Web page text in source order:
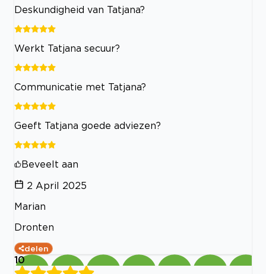
Deskundigheid van Tatjana?
Werkt Tatjana secuur?
Communicatie met Tatjana?
Geeft Tatjana goede adviezen?
Beveelt aan
2 April 2025
Marian
Dronten
delen
10